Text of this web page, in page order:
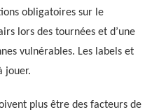
obligatoires sur le
lors des tournées et d’une
vulnérables. Les labels et
jouer.
plus être des facteurs de